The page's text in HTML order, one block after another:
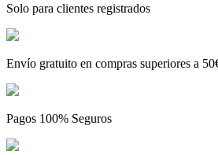
Solo para clientes registrados
Envío gratuito en compras superiores a
Pagos 100% Seguros